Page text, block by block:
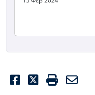
Facebook
Twitter
Print